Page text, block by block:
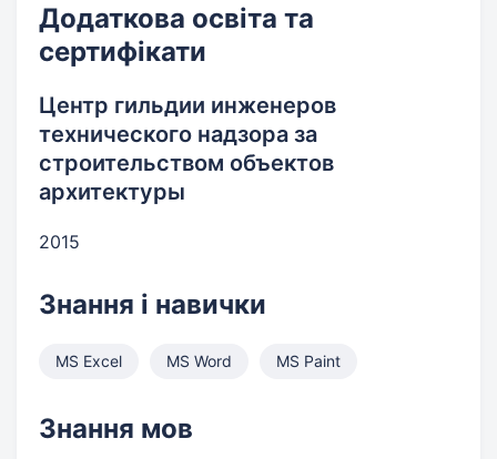
Додаткова освіта та
сертифікати
Центр гильдии инженеров
технического надзора за
строительством объектов
архитектуры
2015
Знання і навички
MS Excel MS Word MS Paint
Знання мов